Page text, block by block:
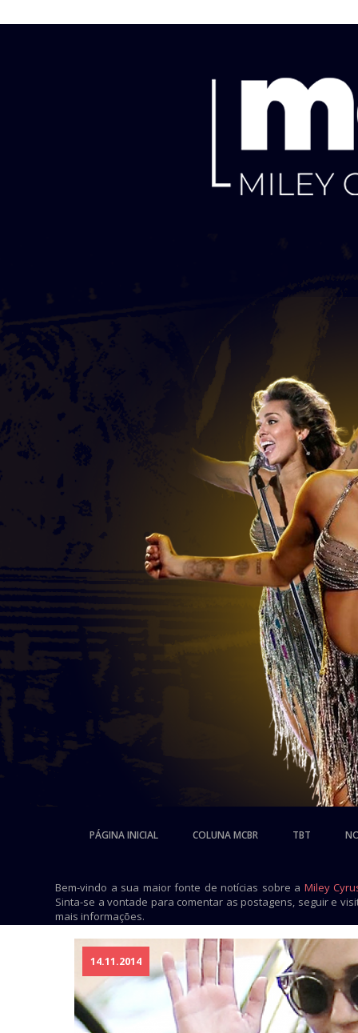
PÁGINA INICIAL COLUNA MCBR TBT
Bem-vindo a sua maior fonte de notícias sobre a Miley
Sinta-se a vontade para comentar as postagens, seguir e
mais informações.
14.11.2014